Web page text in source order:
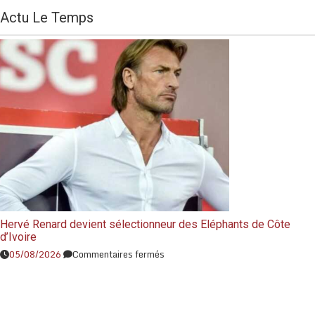
Actu Le Temps
Hervé Renard devient sélectionneur des Eléphants de Côte
d’Ivoire
05/08/2026 Commentaires fermés